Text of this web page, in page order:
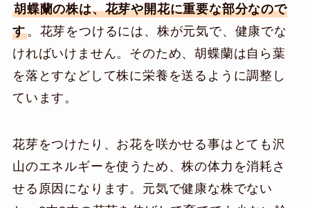
胡蝶蘭の株は、花芽や開花に重要な部分なので
す。花芽をつけるには、株が元気で、健康でな
ければいけません。そのため、胡蝶蘭は自ら葉
を落とすなどして株に栄養を送るように調整し
ています。
花芽をつけたり、お花を咲かせる事はとても沢
山のエネルギーを使うため、株の体力を消耗さ
せる原因になります。元気で健康な株でない